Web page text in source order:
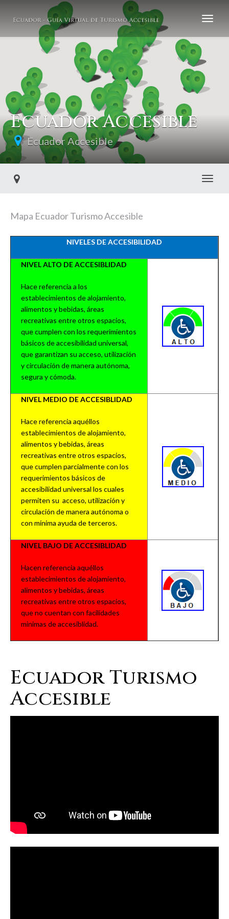
Ecuador Accesible
Ecuador Accesible
Mapa Ecuador Turismo Accesible
NIVELES DE ACCESIBILIDAD
NIVEL ALTO DE ACCESIBLIDAD
Hace referencia a los
establecimientos de alojamiento,
alimentos y bebidas, áreas
recreativas entre otros espacios,
que cumplen con los requerimientos
básicos de accesibilidad universal,
que garantizan su acceso, utilización
y circulación de manera autónoma,
segura y cómoda.
NIVEL MEDIO DE ACCESIBLIDAD
Hace referencia aquéllos
establecimientos de alojamiento,
alimentos y bebidas, áreas
recreativas entre otros espacios,
que cumplen parcialmente con los
requerimientos básicos de
accesibilidad universal los cuales
permiten su acceso, utilización y
circulación de manera autónoma o
con mínima ayuda de terceros.
NIVEL BAJO DE ACCESIBLIDAD
Hacen referencia aquéllos
establecimientos de alojamiento,
alimentos y bebidas, áreas
recreativas entre otros espacios,
que no cuentan con facilidades
minimas de accesiblidad.
Ecuador Turismo
Accesible